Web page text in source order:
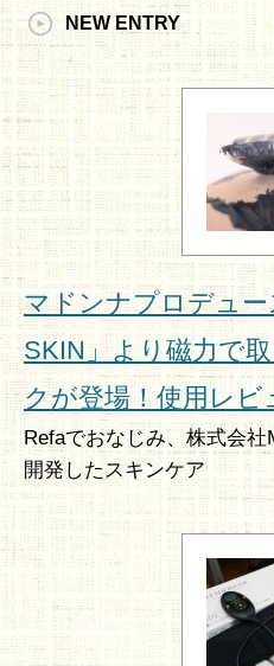
NEW ENTRY
マドンナプロデュ
SKIN」より磁力で
クが登場！使用レビ
Refaでおなじみ、株式会
開発したスキンケア